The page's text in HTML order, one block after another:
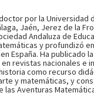
por la Universidad
Jaén, Jerez de la
Andaluza de
y profundizó
España. Ha publicado
revistas nacionales e
como recurso
y matemáticas, y
Aventuras